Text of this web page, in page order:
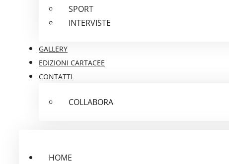
SPORT
INTERVISTE
GALLERY
EDIZIONI CARTACEE
CONTATTI
COLLABORA
HOME